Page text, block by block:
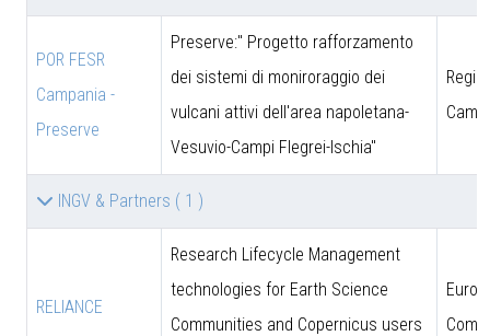
POR FESR
Campania -
Preserve
Preserve:" Progetto rafforzamento
dei sistemi di moniroraggio dei
vulcani attivi dell'area napoletana-
Vesuvio-Campi Flegrei-Ischia"
INGV & Partners ( 1 )
RELIANCE
Research Lifecycle Management
technologies for Earth Science
Communities and Copernicus users